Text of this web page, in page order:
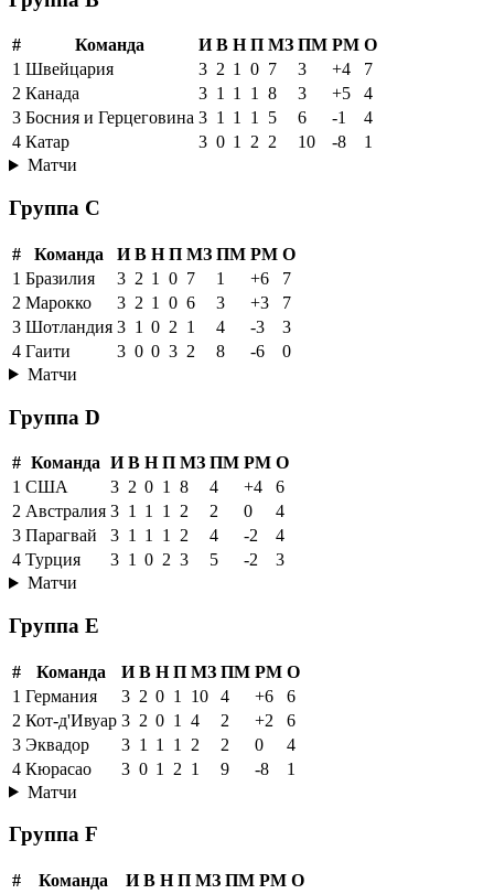
# Команда И В Н П МЗ ПМ РМ О
1 Швейцария 3 2 1 0 7 3 +4
7
2 Канада 3 1 1 1 8 3 +5
4
3 Босния и Герцеговина 3 1 1 1 5 6 -1
4
4 Катар 3 0 1 2 2 10 -8
1
Матчи
Группа C
# Команда И В Н П МЗ ПМ РМ О
1 Бразилия 3 2 1 0 7 1 +6
7
2 Марокко 3 2 1 0 6 3 +3
7
3 Шотландия 3 1 0 2 1 4 -3
3
4 Гаити 3 0 0 3 2 8 -6
0
Матчи
Группа D
# Команда И В Н П МЗ ПМ РМ О
1 США 3 2 0 1 8 4 +4
6
2 Австралия 3 1 1 1 2 2 0
4
3 Парагвай 3 1 1 1 2 4 -2
4
4 Турция 3 1 0 2 3 5 -2
3
Матчи
Группа E
# Команда И В Н П МЗ ПМ РМ О
1 Германия 3 2 0 1 10 4 +6
6
2 Кот-д'Ивуар 3 2 0 1 4 2 +2
6
3 Эквадор 3 1 1 1 2 2 0
4
4 Кюрасао 3 0 1 2 1 9 -8
1
Матчи
Группа F
# Команда И В Н П МЗ ПМ РМ О